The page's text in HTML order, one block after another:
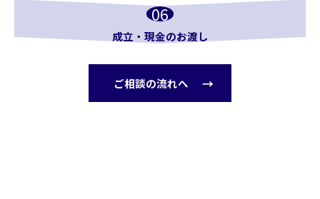
成立・現金のお渡し
ご相談の流れへ